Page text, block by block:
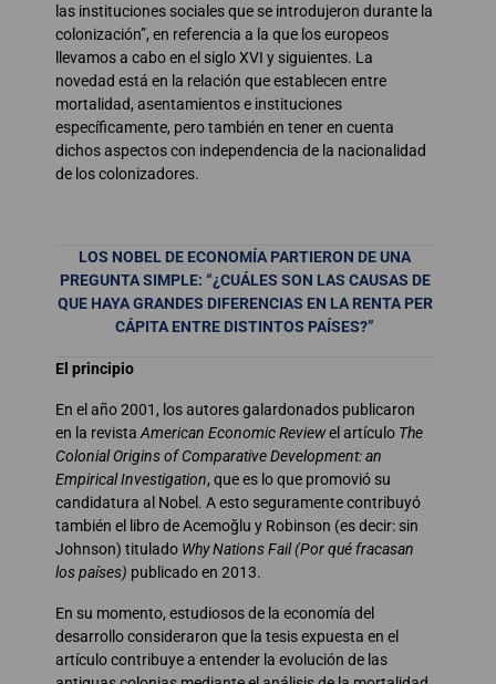
las instituciones sociales que se introdujeron durante la
colonización”, en referencia a la que los europeos
llevamos a cabo en el siglo XVI y siguientes. La
novedad está en la relación que establecen entre
mortalidad, asentamientos e instituciones
específicamente, pero también en tener en cuenta
dichos aspectos con independencia de la nacionalidad
de los colonizadores.
LOS NOBEL DE ECONOMÍA PARTIERON DE UNA
PREGUNTA SIMPLE: “¿CUÁLES SON LAS CAUSAS DE
QUE HAYA GRANDES DIFERENCIAS EN LA RENTA PER
CÁPITA ENTRE DISTINTOS PAÍSES?”
El principio
En el año 2001, los autores galardonados publicaron
en la revista American Economic Reviewel artículo The
Colonial Origins of Comparative Development: an
Empirical Investigation, que es lo que promovió su
candidatura al Nobel. A esto seguramente contribuyó
también el libro de Acemoğlu y Robinson (es decir: sin
Johnson) titulado Why Nations Fail(Por qué fracasan
los países) publicado en 2013.
En su momento, estudiosos de la economía del
desarrollo consideraron que la tesis expuesta en el
artículo contribuye a entender la evolución de las